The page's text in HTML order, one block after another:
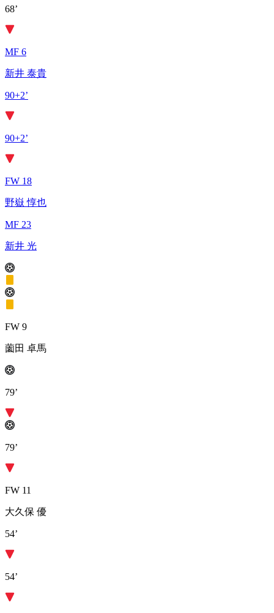
68’
MF 6
新井 泰貴
90+2’
90+2’
FW 18
野嶽 惇也
MF 23
新井 光
FW 9
薗田 卓馬
79’
79’
FW 11
大久保 優
54’
54’